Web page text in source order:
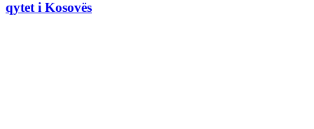
qytet i Kosovës